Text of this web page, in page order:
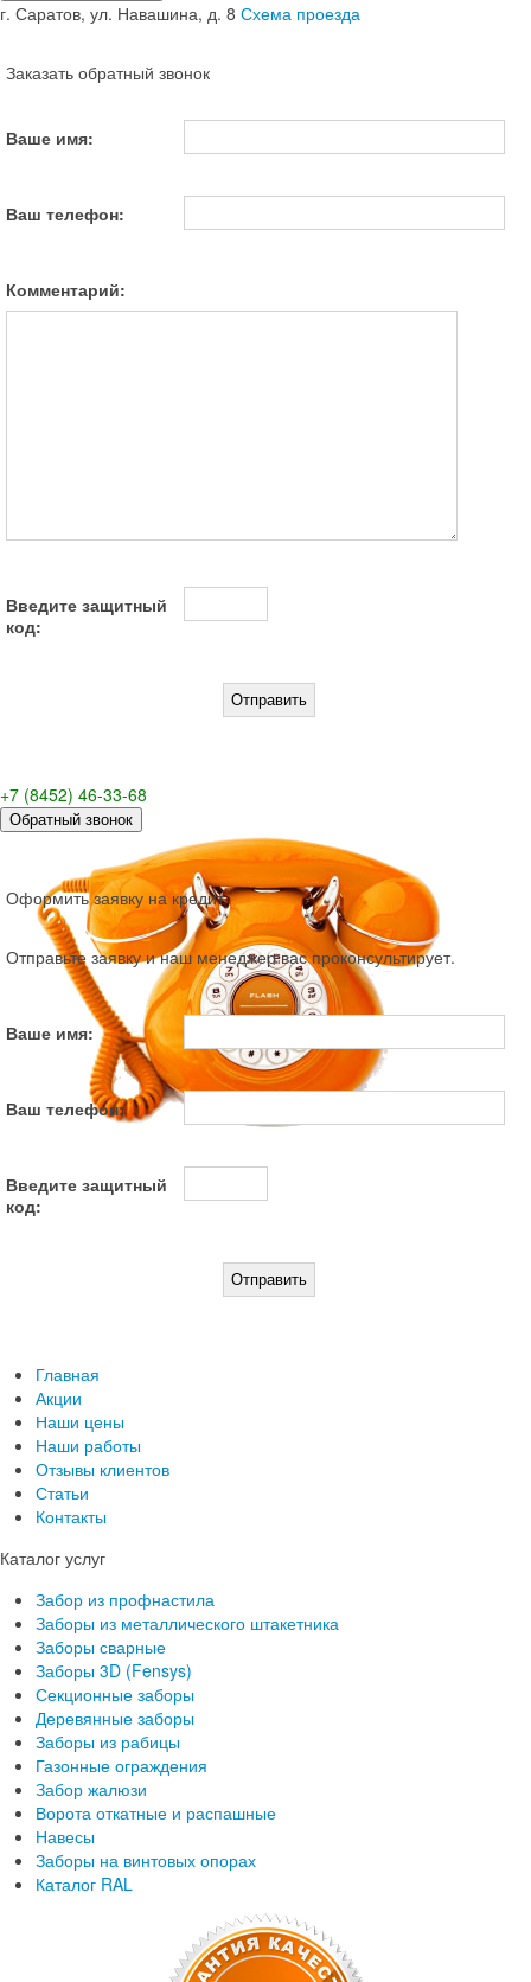
г. Саратов, ул. Навашина, д. 8 Схема проезда
Заказать обратный звонок
Ваше имя:
Ваш телефон:
Комментарий:
Введите защитный
код:
+7 (8452) 46-33-68
Обратный звонок
Оформить заявку на кредит
Отправьте заявку и наш менеджер вас проконсультирует.
Ваше имя:
Ваш телефон:
Введите защитный
код:
Главная
Акции
Наши цены
Наши работы
Отзывы клиентов
Статьи
Контакты
Каталог услуг
Забор из профнастила
Заборы из металлического штакетника
Заборы сварные
Заборы 3D (Fensys)
Секционные заборы
Деревянные заборы
Заборы из рабицы
Газонные ограждения
Забор жалюзи
Ворота откатные и распашные
Навесы
Заборы на винтовых опорах
Каталог RAL